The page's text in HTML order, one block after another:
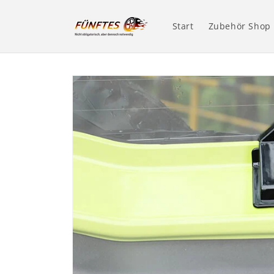
Start Zubehör Shop
Produktinformationen